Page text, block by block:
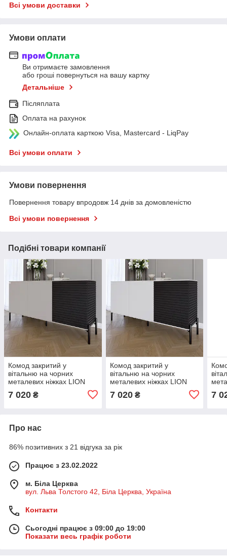
Всі умови доставки
Умови оплати
Ви отримаєте замовлення
або гроші повернуться на вашу картку
Детальніше
Післяплата
Оплата на рахунок
Онлайн-оплата карткою Visa, Mastercard - LiqPay
Всі умови оплати
Умови повернення
Повернення товару впродовж 14 днів за домовленістю
Всі умови повернення
Подібні товари компанії
Комод закритий у
вітальню на чорних
металевих ніжках LION
1540x380x765 (LION-
7 020 ₴
Комод закритий у
вітальню на чорних
металевих ніжках LION
(білий)/Асфальт
7 020₴ 7
Про нас
86% позитивних з 21 відгука за рік
Працює з 23.02.2022
м. Біла Церква
вул. Льва Толстого 42, Біла Церква, Україна
Контакти
Сьогодні працює з 09:00 до 19:00
Показати весь графік роботи